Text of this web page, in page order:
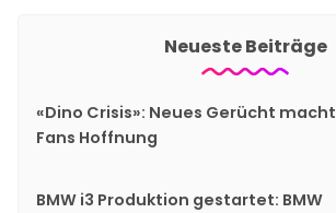
Neueste Beiträge
«Dino Crisis»: Neues Gerücht macht
Fans Hoffnung
BMW i3 Produktion gestartet: BMW